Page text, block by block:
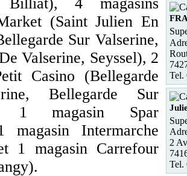
(Saint Julien En
Sur Valserine,
Valserine, Seyssel), 2
Casino (Bellegarde
Bellegarde Sur
1 magasin Spar
magasin Intermarche
1 magasin Carrefour
Tel.
2
Tel.